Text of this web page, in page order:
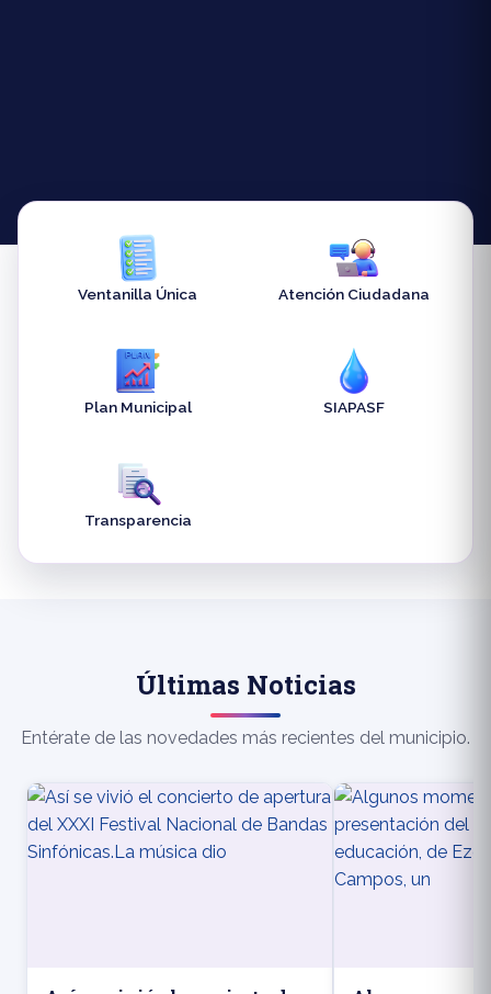
Ventanilla Única Atención Ciudadana
Plan Municipal SIAPASF
Transparencia
Últimas Noticias
Entérate de las novedades más recientes del municipio.